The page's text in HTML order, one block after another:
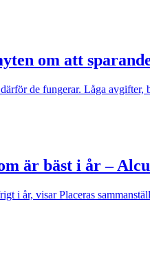
om att
de fungerar. Låga
är bäst i år –
i år, visar Placeras